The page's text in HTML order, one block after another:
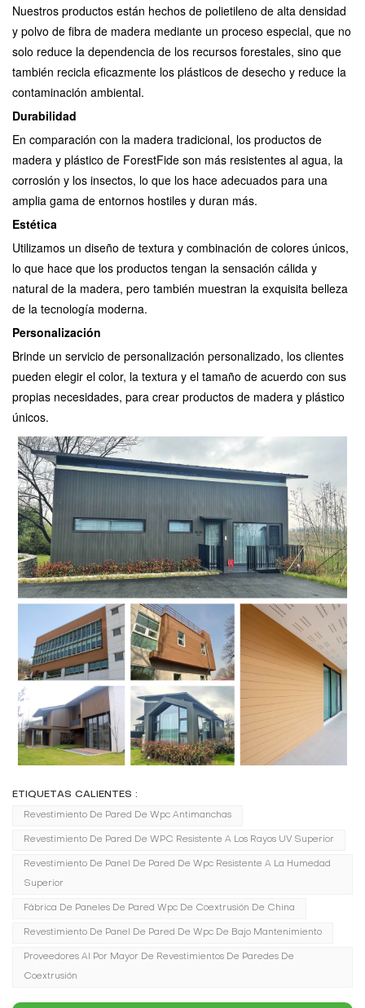
Nuestros productos están hechos de polietileno de alta densidad
y polvo de fibra de madera mediante un proceso especial, que no
solo reduce la dependencia de los recursos forestales, sino que
también recicla eficazmente los plásticos de desecho y reduce la
contaminación ambiental.
Durabilidad
En comparación con la madera tradicional, los productos de
madera y plástico de ForestFide son más resistentes al agua, la
corrosión y los insectos, lo que los hace adecuados para una
amplia gama de entornos hostiles y duran más.
Estética
Utilizamos un diseño de textura y combinación de colores únicos,
lo que hace que los productos tengan la sensación cálida y
natural de la madera, pero también muestran la exquisita belleza
de la tecnología moderna.
Personalización
Brinde un servicio de personalización personalizado, los clientes
pueden elegir el color, la textura y el tamaño de acuerdo con sus
propias necesidades, para crear productos de madera y plástico
únicos.
ETIQUETAS CALIENTES :
Revestimiento De Pared De Wpc Antimanchas
Revestimiento De Pared De WPC Resistente A Los Rayos UV Superior
Revestimiento De Panel De Pared De Wpc Resistente A La Humedad
Superior
Fábrica De Paneles De Pared Wpc De Coextrusión De China
Revestimiento De Panel De Pared De Wpc De Bajo Mantenimiento
Proveedores Al Por Mayor De Revestimientos De Paredes De
Coextrusión